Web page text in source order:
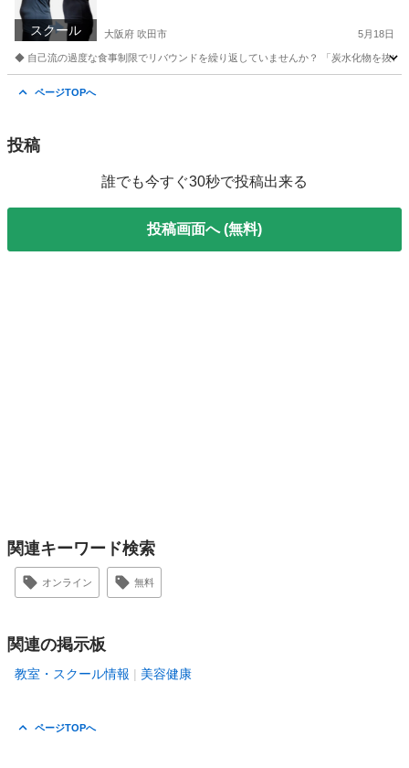
スクール 大阪府 吹田市 5月18日
◆ 自己流の過度な食事制限でリバウンドを繰り返していませんか？ 「炭水化物を抜
ページTOPへ
投稿
誰でも今すぐ30秒で投稿出来る
投稿画面へ (無料)
関連キーワード検索
オンライン 無料
関連の掲示板
教室・スクール情報 美容健康
ページTOPへ